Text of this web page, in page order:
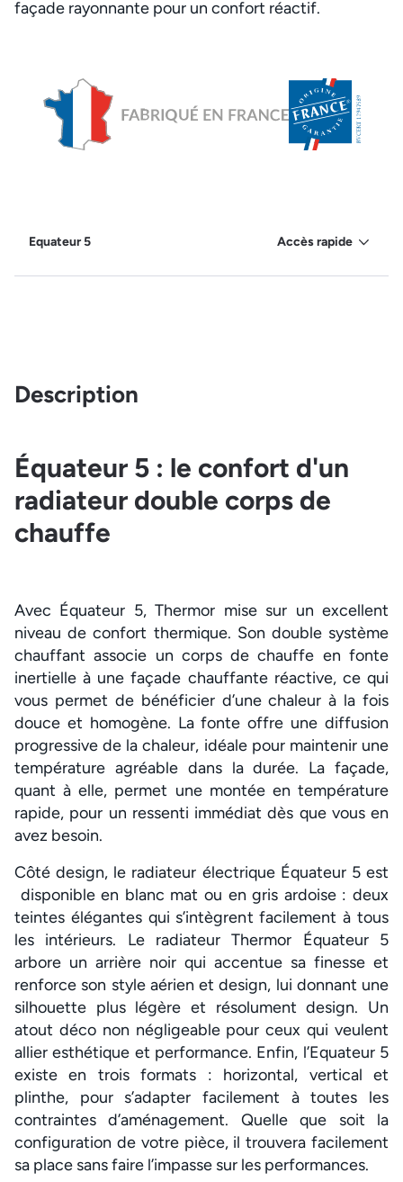
façade rayonnante pour un confort réactif.
Equateur 5 Accès rapide
Description
Équateur 5 : le confort d'un
radiateur double corps de
chauffe
Avec Équateur 5, Thermor mise sur un excellent
niveau de confort thermique. Son double système
chauffant associe un corps de chauffe en fonte
inertielle à une façade chauffante réactive, ce qui
vous permet de bénéficier d’une chaleur à la fois
douce et homogène. La fonte offre une diffusion
progressive de la chaleur, idéale pour maintenir une
température agréable dans la durée. La façade,
quant à elle, permet une montée en température
rapide, pour un ressenti immédiat dès que vous en
avez besoin.
Côté design, le radiateur électrique Équateur 5 est
disponible en blanc mat ou en gris ardoise : deux
teintes élégantes qui s’intègrent facilement à tous
les intérieurs. Le radiateur Thermor Équateur 5
arbore un arrière noir qui accentue sa finesse et
renforce son style aérien et design, lui donnant une
silhouette plus légère et résolument design. Un
atout déco non négligeable pour ceux qui veulent
allier esthétique et performance. Enfin, l’Equateur 5
existe en trois formats : horizontal, vertical et
plinthe, pour s’adapter facilement à toutes les
contraintes d’aménagement. Quelle que soit la
configuration de votre pièce, il trouvera facilement
sa place sans faire l’impasse sur les performances.